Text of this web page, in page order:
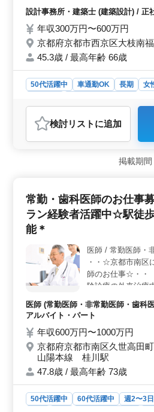
す。残業も月平均20時間程度と少
な時間を大切にしながら働ける環
クライフバランスを実現したい方
す。 ＜経験を活かしやすい環
主に公共事業の付帯建造物の設計
を積みやすく、建築士としての
ます。また、施主との打ち合わせ
一連のプロセスに携われるため
スキルを活かせます。CAD操作
あるため、経験が浅い方やブラン
に業務をスタートできる環境です
設 等 ＊業務内容
調査、プランニン
計、積算 ・確認申
会社選定、設計監
費支給◎ 作業着支
事務所です。ぜひ
設計事務所・建築士 (建築設計) / 正
年収300万円〜600万円
京都府京都市西京区大枝南
45.3歳 / 最高年齢 66歳
50代活躍中 車通勤OK 長期 女
おすすめポイント
＜積極採用中の特徴＞ この求人
経験者を積極的に採用しており
を募集しています。集合住宅や宿
幅広い設計実績があります。業
作業着も支給され、快適な作業環
た、週に土曜日が隔週で休みとな
間を充実させることができます。
い世代のスタッフが在籍し、楽し
ます。 ＜給与と福利厚生＞
万円まで幅広く、通勤手当は全
に、雇用・労災・健康・厚生の
安心して働ける環境が整っていま
検討リスト に追加
掲載期
常勤・歯科医師のお仕事
ラン経験者活躍中☆駅徒
能＊
医師 / 常勤医師
・・☆京都市南区
師のお仕事☆・・
険診療の外来治療
矯正歯科】 歯や歯
口腔ケアや審美歯
・・☆ポイント☆
能・交通費支給・
分程・現在シニア
10年以上の方は条
スタッフが経験者
♪》 お気軽にお問
ご応募お待ちして
医師 (常勤医師・非常勤医師・歯科
アルバイト・パート
年収600万円〜1000万円
京都府京都市南区久世高田
山陽本線 桂川駅
47.8歳 / 最高年齢 73歳
50代活躍中 60代活躍中 週2〜3